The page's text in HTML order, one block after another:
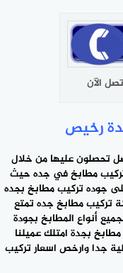
الآن
رخيص
تحصلون عليها من خلال
مطابخ في جده حيث
جوده تركيب مطابخ بجده
تركيب مطابخ جده تمتع
أنواع المطابخ بجودة
بجدة امتلك عميلنا
جدا وارخص اسعار تركيب